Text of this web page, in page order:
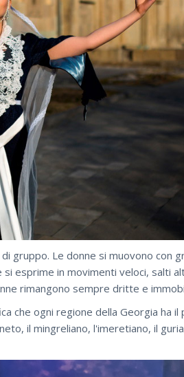
gruppo. Le donne si muovono con
esprime in movimenti veloci, salti
rimangono sempre dritte e
che ogni regione della Georgia ha il
il mingreliano, l'imeretiano, il